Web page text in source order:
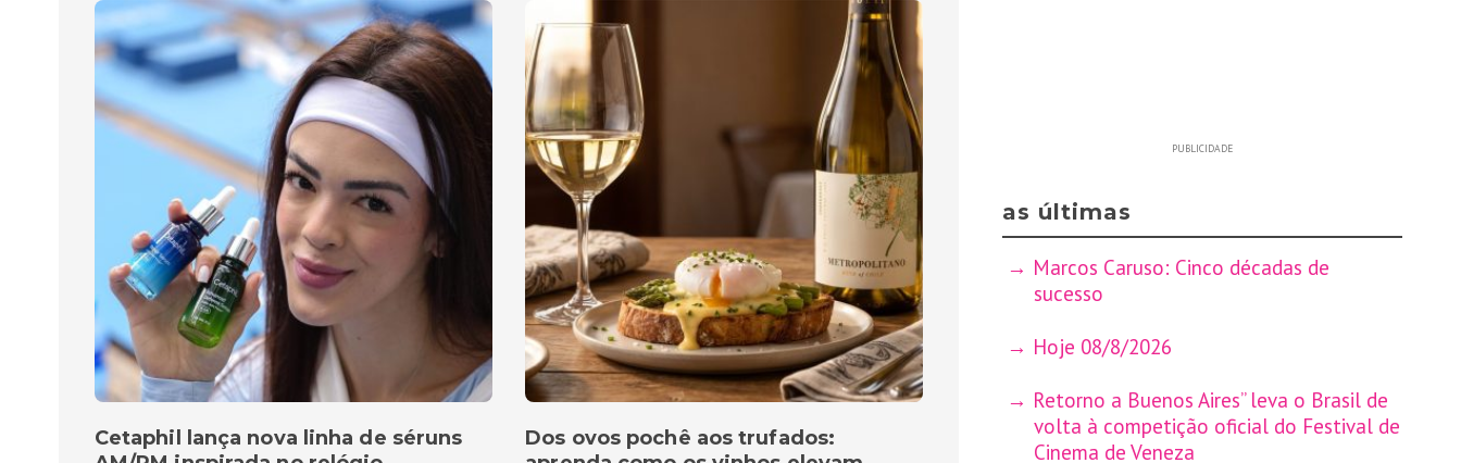
Dos ovos pochê aos trufados:
Cetaphil lança nova linha de séruns
PUBLICIDADE
as últimas
Marcos Caruso: Cinco décadas de
sucesso
Hoje 08/8/2026
Retorno a Buenos Aires” leva o Brasil de
volta à competição oficial do Festival de
Cinema de Veneza